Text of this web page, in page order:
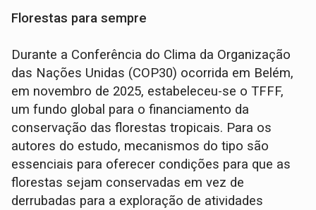
Florestas para sempre
Durante a Conferência do Clima da Organização
das Nações Unidas (COP30) ocorrida em Belém,
em novembro de 2025, estabeleceu-se o TFFF,
um fundo global para o financiamento da
conservação das florestas tropicais. Para os
autores do estudo, mecanismos do tipo são
essenciais para oferecer condições para que as
florestas sejam conservadas em vez de
derrubadas para a exploração de atividades